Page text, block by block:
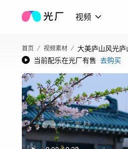
视频
首页 视频素材
大美庐山风光
集三叠泉
当前配乐在光厂有售 去购买